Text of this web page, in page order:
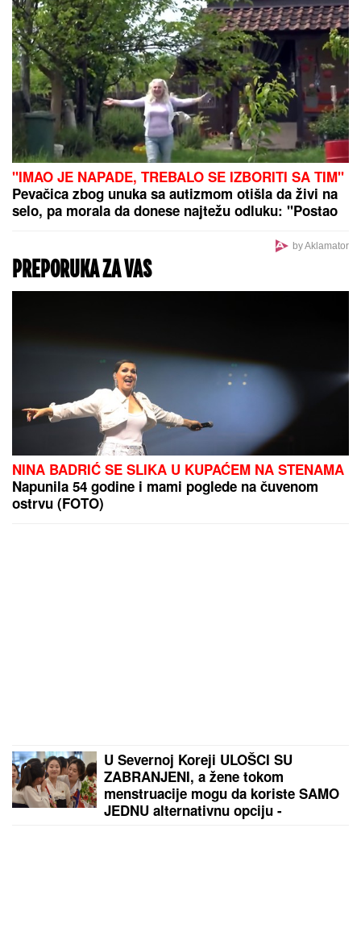
"IMAO JE NAPADE, TREBALO SE IZBORITI SA TIM"
Pevačica zbog unuka sa autizmom otišla da živi na
selo, pa morala da donese najtežu odluku: "Postao
by Aklamator
PREPORUKA ZA VAS
NINA BADRIĆ SE SLIKA U KUPAĆEM NA STENAMA
Napunila 54 godine i mami poglede na čuvenom
ostrvu (FOTO)
U Severnoj Koreji ULOŠCI SU
ZABRANJENI, a žene tokom
menstruacije mogu da koriste SAMO
JEDNU alternativnu opciju -